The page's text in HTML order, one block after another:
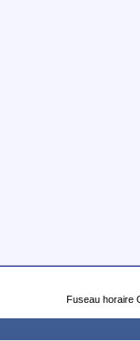
Fuseau horaire